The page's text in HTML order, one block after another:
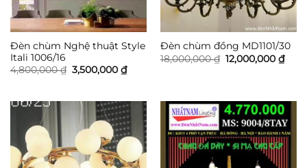
Đèn chùm Nghệ thuật Style
Itali 1006/16
4,800,000₫ Giá
gốc
3,500,000 ₫Giá
hiện
3,500,000 ₫.
Đèn chùm đồng MD1101/30
18,000,000₫ Giá
gốc
12,000,000 ₫Giá
hiện